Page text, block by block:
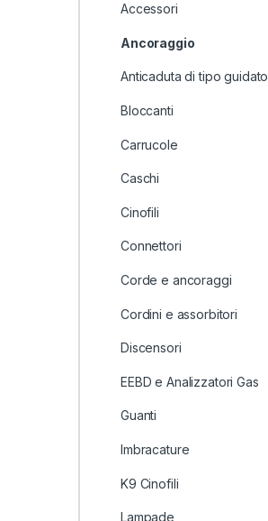
Accessori
Ancoraggio
Anticaduta di tipo guidato
Bloccanti
Carrucole
Caschi
Cinofili
Connettori
Corde e ancoraggi
Cordini e assorbitori
Discensori
EEBD e Analizzatori Gas
Guanti
Imbracature
K9 Cinofili
Lampade